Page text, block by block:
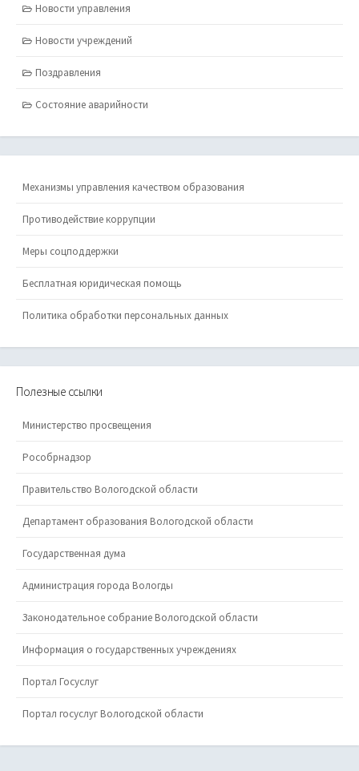
Новости управления
Новости учреждений
Поздравления
Состояние аварийности
Механизмы управления качеством образования
Противодействие коррупции
Меры соцподдержки
Бесплатная юридическая помощь
Политика обработки персональных данных
Полезные ссылки
Министерство просвещения
Рособрнадзор
Правительство Вологодской области
Департамент образования Вологодской области
Государственная дума
Администрация города Вологды
Законодательное собрание Вологодской области
Информация о государственных учреждениях
Портал Госуслуг
Портал госуслуг Вологодской области